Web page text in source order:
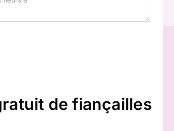
de fiançailles